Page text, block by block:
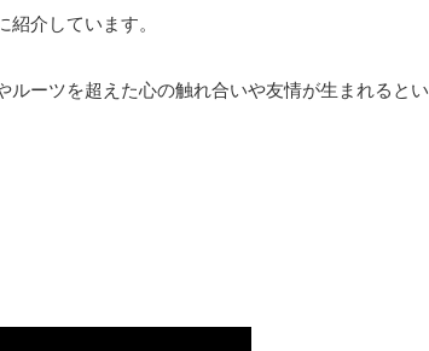
介しています。
ーツを超えた心の触れ合いや友情が生まれるとい